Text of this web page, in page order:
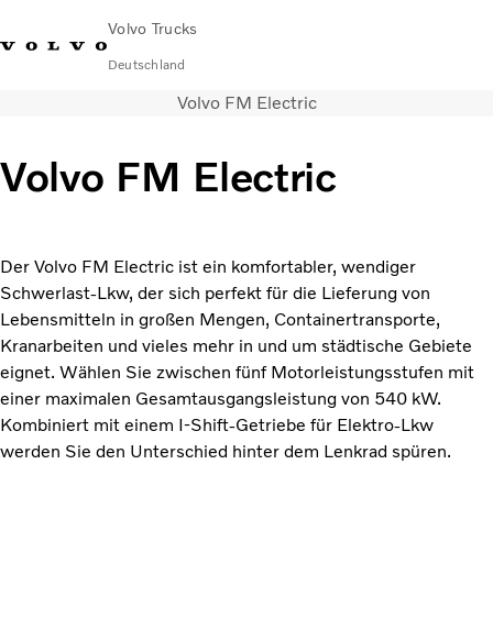
Volvo Trucks
Deutschland
EinloggenLkw-Konfigurator
Lkw
Händler & Werkstätten
News
Über uns
Karriere
Technisches
Volvo FM Electric
Volvo FM Electric
Der Volvo FM Electric ist ein komfortabler, wendiger
Schwerlast-Lkw, der sich perfekt für die Lieferung von
Lebensmitteln in großen Mengen, Containertransporte,
Kranarbeiten und vieles mehr in und um städtische Gebiete
eignet. Wählen Sie zwischen fünf Motorleistungsstufen mit
einer maximalen Gesamtausgangsleistung von 540 kW.
Kombiniert mit einem I-Shift-Getriebe für Elektro-Lkw
werden Sie den Unterschied hinter dem Lenkrad spüren.